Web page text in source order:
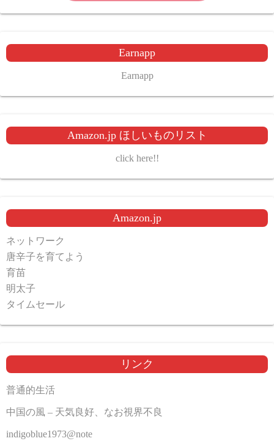
Earnapp
Earnapp
Amazon.jp ほしいものリスト
click here!!
Amazon.jp
ネットワーク
唐辛子を育てよう
育苗
明太子
タイムセール
リンク
普通的生活
中国の風 – 天気良好、なお視界不良
indigoblue1973@note